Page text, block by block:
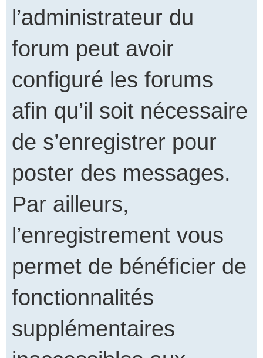
l’administrateur du
forum peut avoir
configuré les forums
afin qu’il soit nécessaire
de s’enregistrer pour
poster des messages.
Par ailleurs,
l’enregistrement vous
permet de bénéficier de
fonctionnalités
supplémentaires